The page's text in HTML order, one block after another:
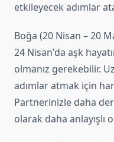
etkileyecek adımlar
Boğa (20 Nisan – 20
24 Nisan'da aşk
olmanız gerekebilir.
adımlar atmak için
Partnerinizle daha
olarak daha anlayışlı